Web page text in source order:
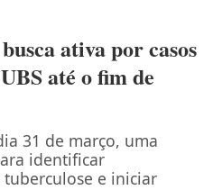
ativa por casos
até o fim de
31 de março, uma
identificar
tuberculose e iniciar